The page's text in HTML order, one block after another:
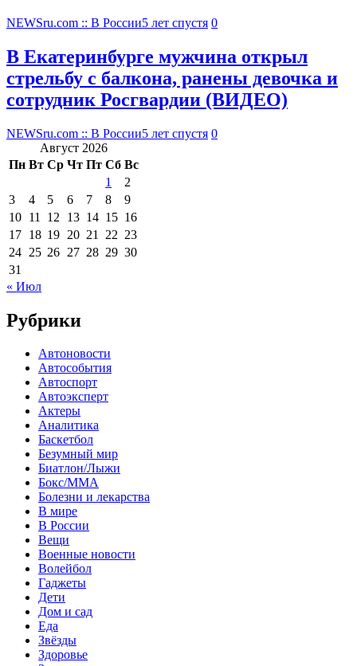
NEWSru.com :: В России5 лет спустя 0
В Екатеринбурге мужчина открыл
стрельбу с балкона, ранены девочка и
сотрудник Росгвардии (ВИДЕО)
NEWSru.com :: В России5 лет спустя 0
Август 2026
Пн Вт Ср Чт Пт Сб Вс
1
2
3
4 5 6 7 8
9
10 11 12 13 14 15 16
17 18 19 20 21 22 23
24 25 26 27 28 29 30
31
« Июл
Рубрики
Автоновости
Автособытия
Автоспорт
Автоэксперт
Актеры
Аналитика
Баскетбол
Безумный мир
Биатлон/Лыжи
Бокс/MMA
Болезни и лекарства
В мире
В России
Вещи
Военные новости
Волейбол
Гаджеты
Дети
Дом и сад
Еда
Звёзды
Здоровье